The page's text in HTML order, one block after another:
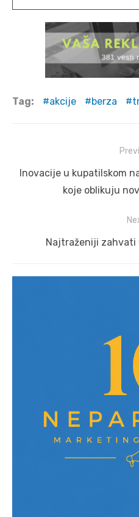
Tag: akcije berza
navigation
Previous
Inovacije u kupatilskom
koje oblikuju
Next
Najtraženiji